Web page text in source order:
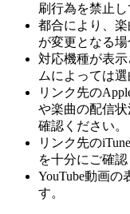
刷行為を禁止し
都合により、
が変更となる場
対応機種が表
ムによっては
リンク先の
や楽曲の配信
確認ください。
リンク先の
を十分にご確認
YouTube動画の
す。